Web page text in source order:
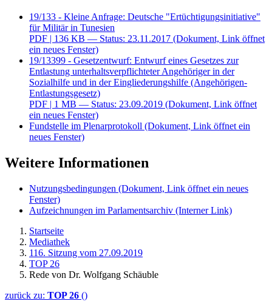
19/133 - Kleine Anfrage: Deutsche "Ertüchtigungsinitiative"
für Militär in Tunesien
PDF | 136 KB — Status: 23.11.2017 (Dokument, Link öffnet
ein neues Fenster)
19/13399 - Gesetzentwurf: Entwurf eines Gesetzes zur
Entlastung unterhaltsverpflichteter Angehöriger in der
Sozialhilfe und in der Eingliederungshilfe (Angehörigen-
Entlastungsgesetz)
PDF | 1 MB — Status: 23.09.2019 (Dokument, Link öffnet
ein neues Fenster)
Fundstelle im Plenarprotokoll (Dokument, Link öffnet ein
neues Fenster)
Weitere Informationen
Nutzungsbedingungen (Dokument, Link öffnet ein neues
Fenster)
Aufzeichnungen im Parlamentsarchiv (Interner Link)
Startseite
Mediathek
116. Sitzung vom 27.09.2019
TOP 26
Rede von Dr. Wolfgang Schäuble
zurück zu: TOP 26 ()